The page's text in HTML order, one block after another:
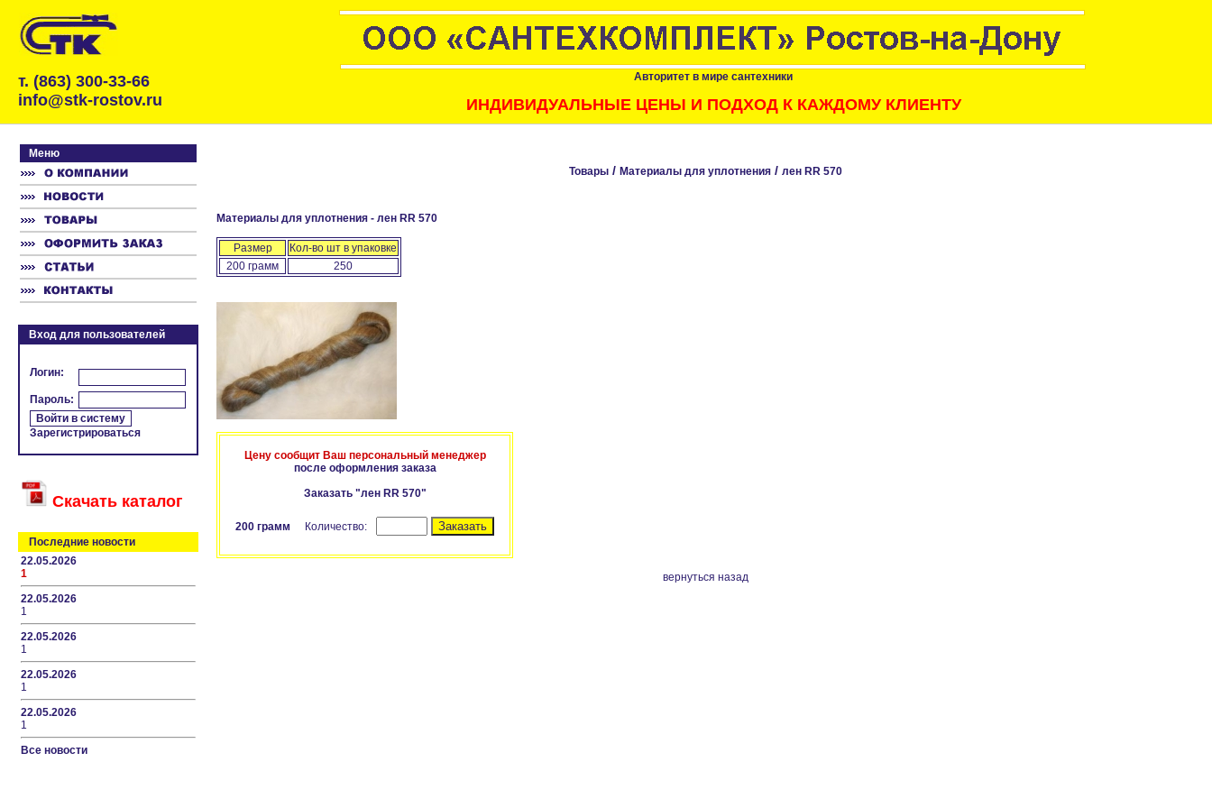
т. (863) 300-33-66
info@stk-rostov.ru
Авторитет в мире сантехники
ИНДИВИДУАЛЬНЫЕ ЦЕНЫ И ПОДХОД К КАЖДОМУ КЛИЕНТУ
Меню
Вход для пользователей
Логин:
Пароль:
Зарегистрироваться
Скачать каталог
Последние новости
22.05.2026
1
22.05.2026
1
22.05.2026
1
22.05.2026
1
22.05.2026
1
Все новости
Товары/ Материалы для уплотнения/ лен RR 570
Материалы для уплотнения - лен RR 570
Размер
Кол-во шт в упаковке
200 грамм
250
Цену сообщит Ваш персональный менеджер
после оформления заказа
Заказать "лен RR 570"
200 грамм Количество:
вернуться назад